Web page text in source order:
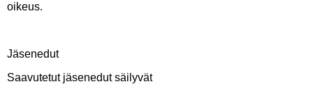
oikeus.
Jäsenedut
Saavutetut jäsenedut säilyvät